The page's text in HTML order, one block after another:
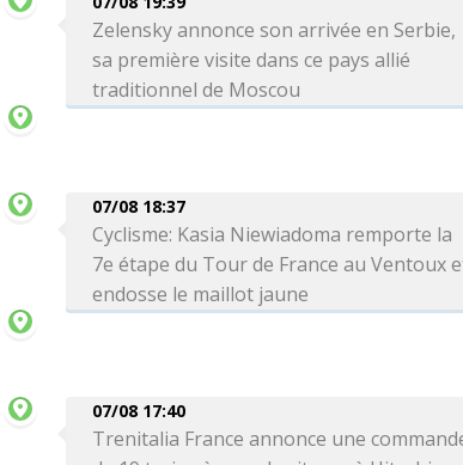
Zelensky annonce son arrivée en Serbie,
sa première visite dans ce pays allié
traditionnel de Moscou
07/08 18:37
Cyclisme: Kasia Niewiadoma remporte la
7e étape du Tour de France au Ventoux
endosse le maillot jaune
07/08 17:40
Trenitalia France annonce une